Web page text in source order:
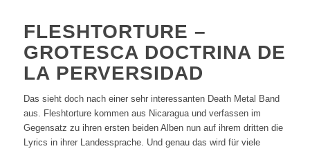
FLESHTORTURE –
GROTESCA DOCTRINA DE
LA PERVERSIDAD
Das sieht doch nach einer sehr interessanten Death Metal Band
aus. Fleshtorture kommen aus Nicaragua und verfassen im
Gegensatz zu ihren ersten beiden Alben nun auf ihrem dritten die
Lyrics in ihrer Landessprache. Und genau das wird für viele